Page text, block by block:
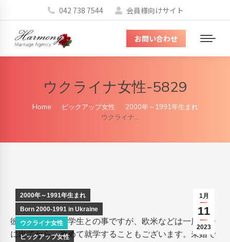
042 738 7544 会員様向けサイト
メ
ニ
お問い合わせ
ウクライナ女性-5829
You are here:
Home ピックアップ女性
2000年～1991年生まれ
ウクライナ…
1月
11
2023
2000年～1991年生まれ
Born 2000-1991 in Ukraine
ウクライナ女性
ピックアップ女性
彼女は、現在は学生との事ですが、欧米などは一度社会
に出てから、改めて就学することもございます。未婚で